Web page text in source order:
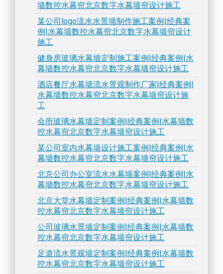
墙数控水幕帘北京数字水幕墙帘设计施工
某公司logo流水水景墙制作施工案例|经典案
例|水幕墙数控水幕帘北京数字水幕墙帘设计
施工
健身房玻璃水幕墙定制施工案例|经典案例|水
幕墙数控水幕帘北京数字水幕墙帘设计施工
酒店餐厅水幕墙流水景观制作厂家|经典案例|
水幕墙数控水幕帘北京数字水幕墙帘设计施
工
会所玻璃水幕墙定制案例|经典案例|水幕墙数
控水幕帘北京数字水幕墙帘设计施工
某公司室内水幕墙设计施工案例|经典案例|水
幕墙数控水幕帘北京数字水幕墙帘设计施工
北京公司办公室流水水幕墙案例|经典案例|水
幕墙数控水幕帘北京数字水幕墙帘设计施工
北京大堂水幕墙定制案例|经典案例|水幕墙数
控水幕帘北京数字水幕墙帘设计施工
公司玻璃水景墙定制案例|经典案例|水幕墙数
控水幕帘北京数字水幕墙帘设计施工
足道流水景观墙定制案例|经典案例|水幕墙数
控水幕帘北京数字水幕墙帘设计施工